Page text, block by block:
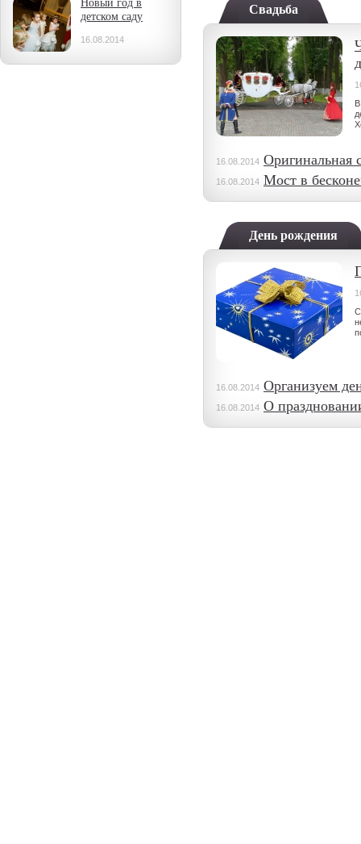
Новый год в
детском саду
16.08.2014
Свадьба
16.08.2014 Оригинальная
16.08.2014 Мост в
День рождения
16.08.2014 Организуем
16.08.2014 О